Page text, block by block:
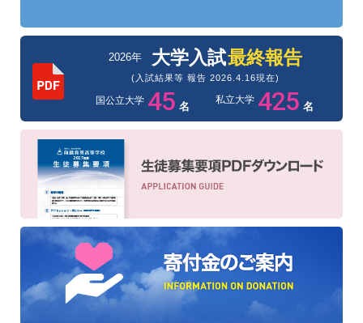
2026年 大学入試最終報告
(入試結果等 報告 2026.4.16現在)
国公立大学 45 名
私立大学 425 名